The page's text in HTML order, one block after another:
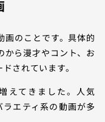
画のことです。具体的
から漫才やコント、お
されています。
えてきました。人気
エティ系の動画が多